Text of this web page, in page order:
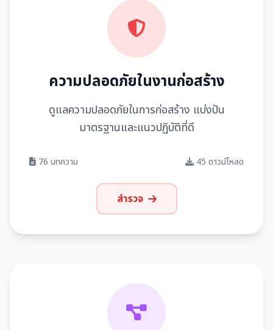
ความปลอดภัยในงานก่อสร้าง
ดูแลความปลอดภัยในการก่อสร้าง แบ่งปัน
มาตรฐานและแนวปฏิบัติที่ดี
76 บทความ 45 ดาวน์โหลด
สำรวจ